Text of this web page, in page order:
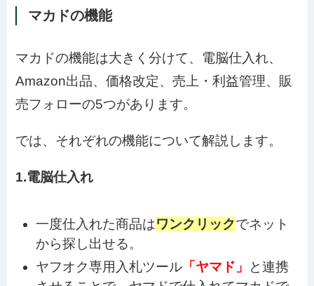
マカドの機能
マカドの機能は大きく分けて、電脳仕入れ、
Amazon出品、価格改定、売上・利益管理、販
売フォローの5つがあります。
では、それぞれの機能について解説します。
1.電脳仕入れ
一度仕入れた商品はワンクリックでネット
から探し出せる。
ヤフオク専用入札ツール「ヤマド」
と連携